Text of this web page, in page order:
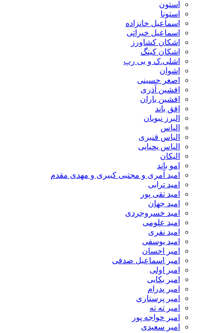
اسماعیل خانزاده
اسماعیل خیراتی
اشکان کشاورز
اشکان کینگ
اشلی.ک و بی رپ
اصغر حسینی
افشین آذری
افشین باران
افق باند
البرز نبویان
الیاس قنبرى
الیاس یحیایی
امو باند
امید آمری و مجتبی کبیری و مهدى مقدم
امید ترابی
امید تقی پور
امید جهان
امید خسروجردی
امید علومی
امید نفری
امید یوسفی
امیر احسان
امیر اسماعیل صدفی
امیر اولی
امیر بکایی
امیر پدرام
امیر پرستاری
امیر ته ته
امیر خواجه پور
امیر سعیدی